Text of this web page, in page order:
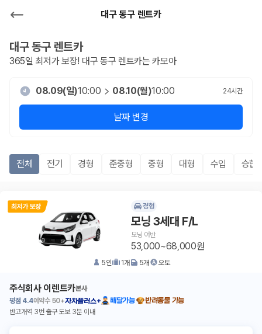
대구 동구 렌트카
대구 동구 렌트카
365일 최저가 보장! 대구 동구 렌트카는 카모아
08.09(일)10:00 08.10(월)10:00 24시간
날짜 변경
전체 전기 경형 준중형 중형 대형 수입 승합
경형
모닝 3세대 F/L
모닝 어반
53,000~68,000원
5인 1개 5개 오토
주식회사 이렌트카본사
평점 4.4예약수 50+자차플러스+ 배달가능
반려동물 가능
반고개역 3번 출구 도보 3분 이내